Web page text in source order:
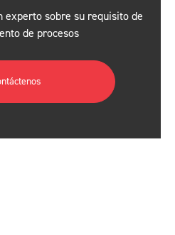
experto sobre su requisito de
de procesos